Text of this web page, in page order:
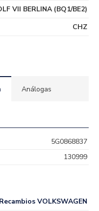
VII BERLINA (BQ1/BE2)
CHZ
Análogas
5G0868837
130999
Recambios VOLKSWAGEN